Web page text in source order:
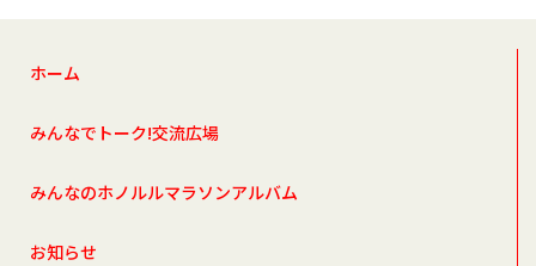
ホーム
みんなでトーク!交流広場
みんなのホノルルマラソンアルバム
お知らせ